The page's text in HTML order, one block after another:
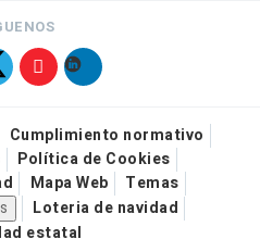
Cumplimiento normativo
Política de Cookies
Mapa Web
Temas
Loteria de navidad
estatal